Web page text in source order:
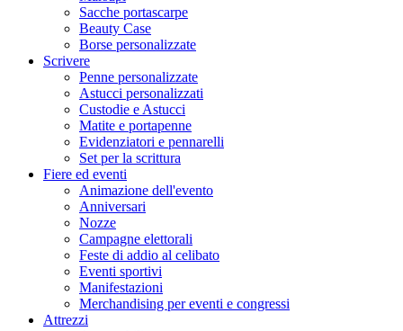
Sacche portascarpe
Beauty Case
Borse personalizzate
Scrivere
Penne personalizzate
Astucci personalizzati
Custodie e Astucci
Matite e portapenne
Evidenziatori e pennarelli
Set per la scrittura
Fiere ed eventi
Animazione dell'evento
Anniversari
Nozze
Campagne elettorali
Feste di addio al celibato
Eventi sportivi
Manifestazioni
Merchandising per eventi e congressi
Attrezzi